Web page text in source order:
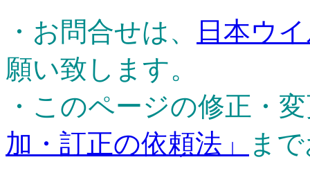
・お問合せは、
日本ウ
願い致します。
・このページの修正・
加・訂正の依頼法」
ま